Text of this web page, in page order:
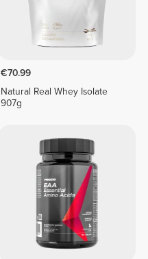
€70.99
Natural Real Whey Isolate
907g